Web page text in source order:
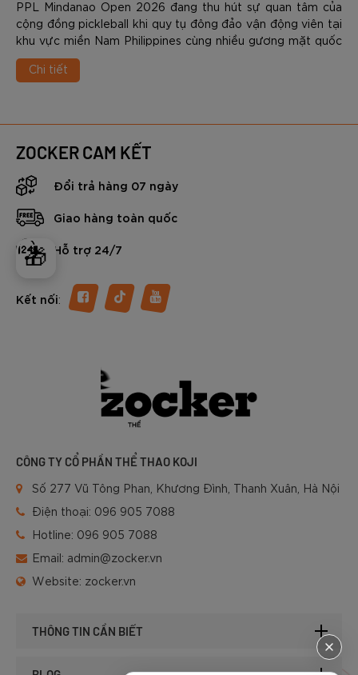
🎁
PPL Mindanao Open 2026 đang thu hút sự quan tâm của
cộng đồng pickleball khi quy tụ đông đảo vận động viên tại
khu vực miền Nam Philippines cùng nhiều gương mặt quốc
tế.
Chi tiết
ZOCKER CAM KẾT
Đổi trả hàng 07 ngày
Giao hàng toàn quốc
Hỗ trợ 24/7
Kết nối:
CÔNG TY CỔ PHẦN THỂ THAO KOJI
Số 277 Vũ Tông Phan, Khương Đình, Thanh Xuân, Hà Nội
Điện thoại: 096 905 7088
Hotline: 096 905 7088
Email: admin@zocker.vn
Website: zocker.vn
THÔNG TIN CẦN BIẾT